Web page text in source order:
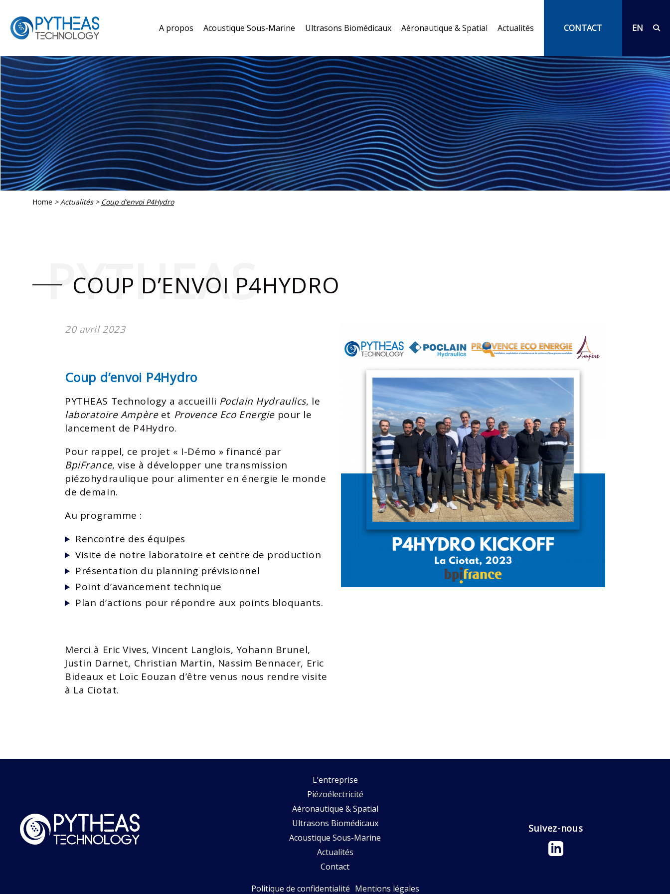
A propos Acoustique Sous-Marine Ultrasons Biomédicaux Aéronautique & Spatial Actualités CONTACT EN
Home > Actualités > Coup d’envoi P4Hydro
COUP D’ENVOI P4HYDRO
PYTHEAS
20 avril 2023
Coup d’envoi P4Hydro
PYTHEAS Technology a accueilli Poclain Hydraulics, le
laboratoire Ampèreet Provence Eco Energiepour le
lancement de P4Hydro.
Pour rappel, ce projet « I-Démo » financé par
BpiFrance, vise à développer une transmission
piézohydraulique pour alimenter en énergie le monde
de demain.
Au programme :
Rencontre des équipes
Visite de notre laboratoire et centre de production
Présentation du planning prévisionnel
Point d’avancement technique
Plan d’actions pour répondre aux points bloquants.
Merci à Eric Vives, Vincent Langlois, Yohann Brunel,
Justin Darnet, Christian Martin, Nassim Bennacer, Eric
Bideaux et Loïc Eouzan d’être venus nous rendre visite
à La Ciotat.
L’entreprise
Piézoélectricité
Aéronautique & Spatial
Ultrasons Biomédicaux
Acoustique Sous-Marine
Actualités
Contact
Politique de confidentialité Mentions légales
Suivez-nous